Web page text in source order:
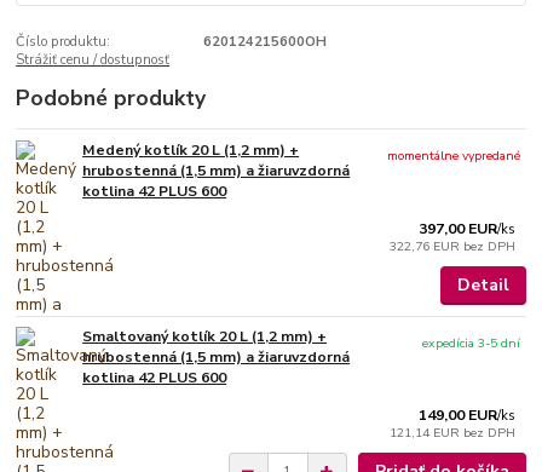
Číslo produktu:
620124215600OH
Strážiť cenu / dostupnosť
Podobné produkty
Medený kotlík 20 L (1,2 mm) +
hrubostenná (1,5 mm) a žiaruvzdorná
kotlina 42 PLUS 600
397,00 EUR/ks
322,76 EUR bez DPH
momentálne vypredané
Detail
Smaltovaný kotlík 20 L (1,2 mm) +
hrubostenná (1,5 mm) a žiaruvzdorná
kotlina 42 PLUS 600
149,00 EUR/ks
121,14 EUR bez DPH
expedícia 3-5 dní